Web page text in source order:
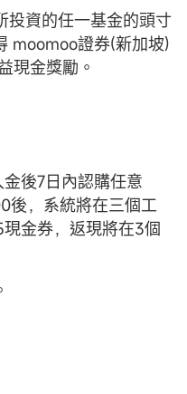
投資的任一基金的頭寸
moomoo證券(新加坡)
現金獎勵。
後7日內認購任意
後，系統將在三個工
金券，返現將在3個